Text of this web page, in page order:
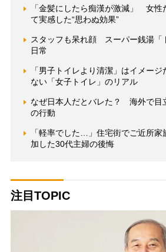
「金髪にしたら痴漢が激減」 女性
て実感した“思わぬ効果”
スタッフも呆れ顔 スーパー銭湯「
日常
「男子トイレより清潔」はイメー
ない「女子トイレ」のリアル
なぜ日本人だとバレた？ 海外で目
の行動
「軽率でした…」住宅街でご近所家
加した30代主婦の後悔
注目TOPIC